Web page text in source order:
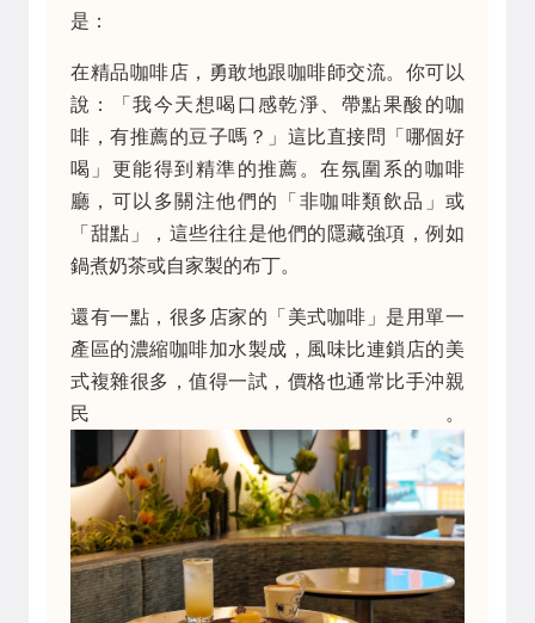
是：
在精品咖啡店，勇敢地跟咖啡師交流。你可以
說：「我今天想喝口感乾淨、帶點果酸的咖
啡，有推薦的豆子嗎？」這比直接問「哪個好
喝」更能得到精準的推薦。在氛圍系的咖啡
廳，可以多關注他們的「非咖啡類飲品」或
「甜點」，這些往往是他們的隱藏強項，例如
鍋煮奶茶或自家製的布丁。
還有一點，很多店家的「美式咖啡」是用單一
產區的濃縮咖啡加水製成，風味比連鎖店的美
式複雜很多，值得一試，價格也通常比手沖親
民。